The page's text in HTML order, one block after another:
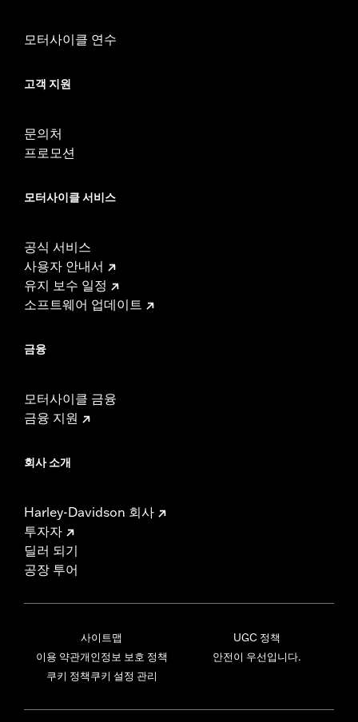
모터사이클 연수
고객 지원
문의처
프로모션
모터사이클 서비스
공식 서비스
사용자 안내서
유지 보수 일정
소프트웨어 업데이트
금융
모터사이클 금융
금융 지원
회사 소개
Harley-Davidson 회사
투자자
딜러 되기
공장 투어
사이트맵
이용 약관개인정보 보호 정책
쿠키 정책쿠키 설정 관리
UGC 정책
안전이 우선입니다.